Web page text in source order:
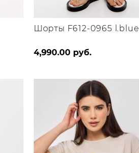
Шорты F612-0965 l.blue
4,990.00руб.Этот
имеет
несколько
вариаций.
Опции
можно